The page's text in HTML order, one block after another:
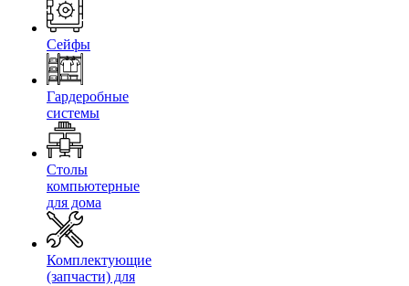
Сейфы
Гардеробные
системы
Столы
компьютерные
для дома
Комплектующие
(запчасти) для